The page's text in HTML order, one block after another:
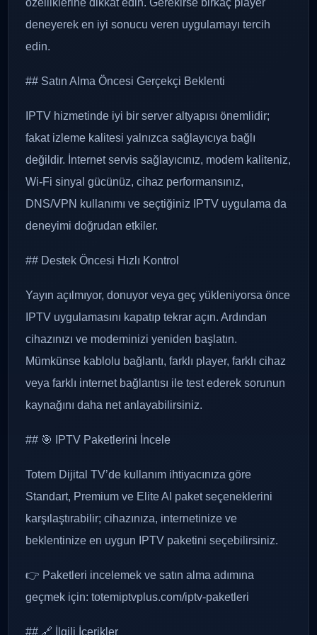
özelliklerine dikkat edin. Gerekirse birkaç player
deneyerek en iyi sonucu veren uygulamayı tercih
edin.
## Satın Alma Öncesi Gerçekçi Beklenti
IPTV hizmetinde iyi bir server altyapısı önemlidir;
fakat izleme kalitesi yalnızca sağlayıcıya bağlı
değildir. İnternet servis sağlayıcınız, modem kaliteniz,
Wi-Fi sinyal gücünüz, cihaz performansınız,
DNS/VPN kullanımı ve seçtiğiniz IPTV uygulama da
deneyimi doğrudan etkiler.
## Destek Öncesi Hızlı Kontrol
Yayın açılmıyor, donuyor veya geç yükleniyorsa önce
IPTV uygulamasını kapatıp tekrar açın. Ardından
cihazınızı ve modeminizi yeniden başlatın.
Mümkünse kablolu bağlantı, farklı player, farklı cihaz
veya farklı internet bağlantısı ile test ederek sorunun
kaynağını daha net anlayabilirsiniz.
## 🎯 IPTV Paketlerini İncele
Totem Dijital TV’de kullanım ihtiyacınıza göre
Standart, Premium ve Elite AI paket seçeneklerini
karşılaştırabilir; cihazınıza, internetinize ve
beklentinize en uygun IPTV paketini seçebilirsiniz.
👉 Paketleri incelemek ve satın alma adımına
geçmek için: totemiptvplus.com/iptv-paketleri
## 🔗 İlgili İçerikler